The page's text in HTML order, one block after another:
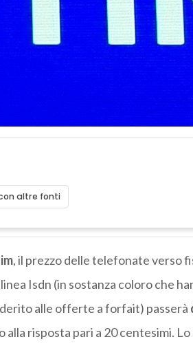
altre fonti
, il prezzo delle telefonate verso
Isdn (in sostanza coloro che
alle offerte a forfait) passerà
risposta pari a 20 centesimi.